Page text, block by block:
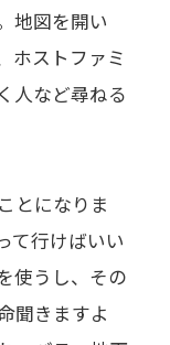
地図を開い
ホストファミ
人など尋ねる
とになりま
て行けばいい
使うし、その
聞きますよ